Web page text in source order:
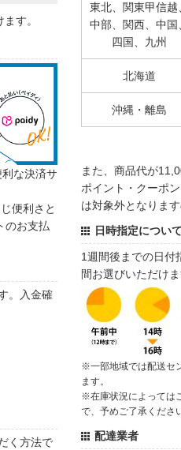
す。
な決済サ
便利さと
のお支払
。入金確
く方法で
東北、関東甲信越
中部、関西、中国
四国、九州
北海道
沖縄・離島
また、商品代が
ポイント・クーポ
は対象外となりま
日時指定について
1週間後までの日付
間お選びいただけま
※一部地域では配送セ
ます。
※在庫状況によっては
で、予めご了承くださ
配達業者